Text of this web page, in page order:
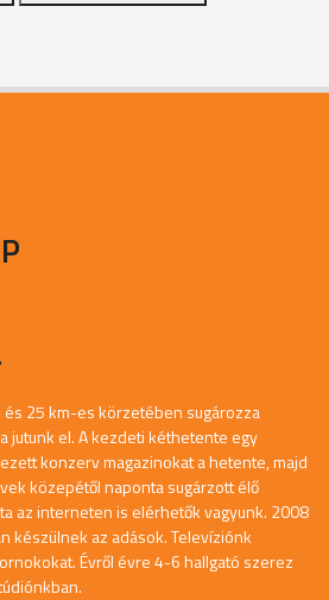
25 km-es körzetében sugározza
jutunk el. A kezdeti kéthetente egy
konzerv magazinokat a hetente, majd
közepétől naponta sugárzott élő
az interneten is elérhetők vagyunk. 2008
készülnek az adások. Televíziónk
Évről évre 4-6 hallgató szerez